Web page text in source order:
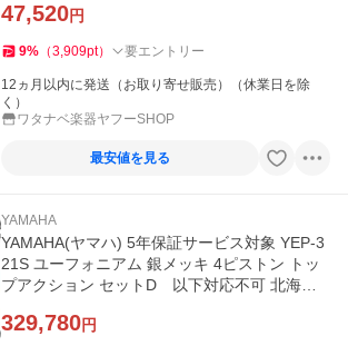
47,520円
9% （3,909pt） 要エントリー
12ヵ月以内に発送（お取り寄せ販売）（休業日を除
く）
ワタナベ楽器ヤフーSHOP
最安値を見る
YAMAHA
YAMAHA(ヤマハ) 5年保証サービス対象 YEP-3
21S ユーフォニアム 銀メッキ 4ピストン トッ
プアクション セットD 以下対応不可 北海道
329,780円